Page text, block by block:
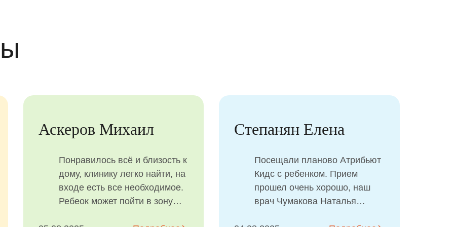
Степанян Елена
Посещали планово Атрибьют
Кидс с ребенком. Прием
прошел очень хорошо, наш
врач Чумакова Наталья
Мазур Николь
Все очень понравилось!
Современный подход!
Придём к вам еще!